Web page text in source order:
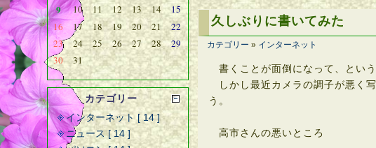
久しぶりに書いてみた
カテゴリー » インターネット
書くことが面倒になって、とい
しかし最近カメラの調子が悪く
う。
高市さんの悪いところ
9 10 11 12 13 14
15
16
17 18 19 20 21
22
23
24 25 26 27 28
29
30
31
カテゴリー
インターネット [ 14 ]
ニュース [ 14 ]